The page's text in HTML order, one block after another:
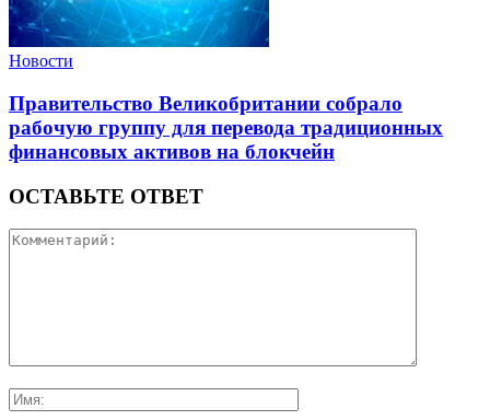
Новости
Правительство Великобритании собрало
рабочую группу для перевода традиционных
финансовых активов на блокчейн
ОСТАВЬТЕ ОТВЕТ